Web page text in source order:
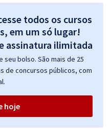
todos os cursos
em um só lugar!
bolso. São mais de 25
de concursos públicos, com
hoje